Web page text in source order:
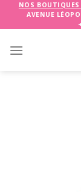
NOS BOUTIQUES
AVENUE